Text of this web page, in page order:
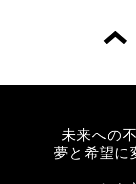
未来への
夢と希望に